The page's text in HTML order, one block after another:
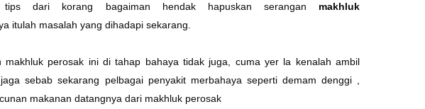
tips dari korang bagaiman hendak hapuskan serangan makhluk
itulah masalah yang dihadapi sekarang.
makhluk perosak ini di tahap bahaya tidak juga, cuma yer la kenalah ambil
sebab sekarang pelbagai penyakit merbahaya seperti demam denggi ,
makanan datangnya dari makhluk perosak